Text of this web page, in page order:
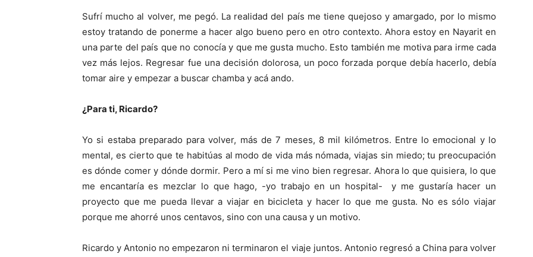
Sufrí mucho al volver, me pegó. La realidad del país me tiene quejoso y amargado, por lo mismo
estoy tratando de ponerme a hacer algo bueno pero en otro contexto. Ahora estoy en Nayarit en
una parte del país que no conocía y que me gusta mucho. Esto también me motiva para irme cada
vez más lejos. Regresar fue una decisión dolorosa, un poco forzada porque debía hacerlo, debía
tomar aire y empezar a buscar chamba y acá ando.
¿Para ti, Ricardo?
Yo si estaba preparado para volver, más de 7 meses, 8 mil kilómetros. Entre lo emocional y lo
mental, es cierto que te habitúas al modo de vida más nómada, viajas sin miedo; tu preocupación
es dónde comer y dónde dormir. Pero a mí si me vino bien regresar. Ahora lo que quisiera, lo que
me encantaría es mezclar lo que hago, -yo trabajo en un hospital- y me gustaría hacer un
proyecto que me pueda llevar a viajar en bicicleta y hacer lo que me gusta. No es sólo viajar
porque me ahorré unos centavos, sino con una causa y un motivo.
Ricardo y Antonio no empezaron ni terminaron el viaje juntos. Antonio regresó a China para volver